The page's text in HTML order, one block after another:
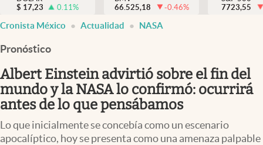
México
Pc y celular
Vida y estilo
Tv
$ 17,23 0.11%
66.525,18
-0.46%
7723,55
Cronista México Actualidad NASA
Pronóstico
Albert Einstein advirtió sobre el fin del
mundo y la NASA lo confirmó: ocurrirá
antes de lo que pensábamos
Lo que inicialmente se concebía como un escenario
apocalíptico, hoy se presenta como una amenaza palpable